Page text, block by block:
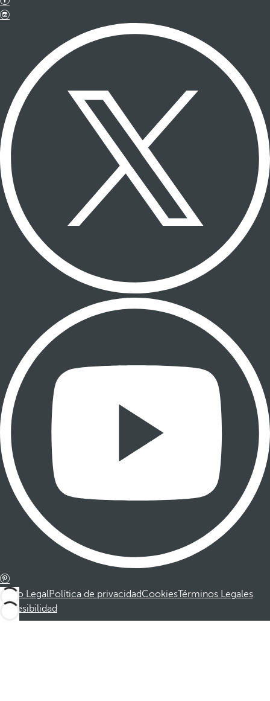
Aviso LegalPolítica de privacidadCookies Términos Legales
Accesibilidad